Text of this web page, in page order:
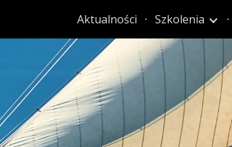
to main contentAktualności Szkolenia